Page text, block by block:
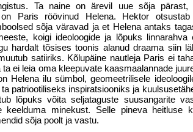
Ta naine on ärevil uue sõja pärast,
Paris röövinud Helena. Hektor
sõja väravad ja et Helena antaks
koigi ideoloogide ja lõpuks linnarahva
hardalt tõsises toonis alanud draama siin
satiiriks. Kõlupäine nautleja Paris ei
ei leia oma kleepuvate kaasmaalannade
Helena ilu sümbol, geomeetrilisele
patriootiliseks inspiratsiooniks ja
lõpuks võita seljataguste suusangarite
keelduma minekust. Selle pineva heitluse
sõja poolt ja vastu.